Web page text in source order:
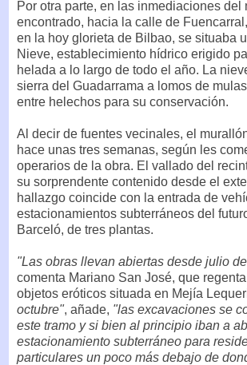
Por otra parte, en las inmediaciones del
encontrado, hacia la calle de
en la hoy glorieta de Bilbao, se situaba
Nieve, establecimiento hídrico erigido
helada a lo largo de todo el año. La
sierra del Guadarrama a lomos de
entre helechos para su conservación.
Al decir de fuentes vecinales, el
hace unas tres semanas, según les
operarios de la obra. El vallado del
su sorprendente contenido desde el
hallazgo coincide con la entrada de
estacionamientos subterráneos del
Barceló, de tres plantas.
"Las obras llevan abiertas desde julio
comenta Mariano San José, que
objetos eróticos situada en Mejía
octubre", añade, "las excavaciones se
este tramo y si bien al principio iban a
estacionamiento subterráneo para
particulares un poco más debajo de